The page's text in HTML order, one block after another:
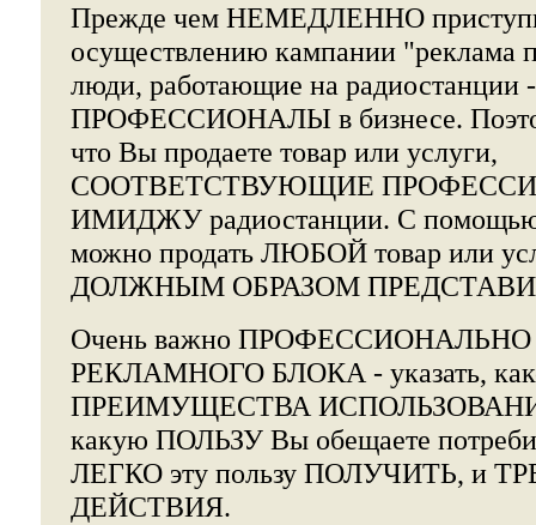
Прежде чем НЕМЕДЛЕННО
осуществлению кампании "реклама
люди, работающие на радиостанции -
ПРОФЕССИОНАЛЫ в бизнесе.
что Вы продаете товар или услуги,
СООТВЕТСТВУЮЩИЕ
ИМИДЖУ радиостанции. С помощью
можно продать ЛЮБОЙ товар или
ДОЛЖНЫМ ОБРАЗОМ ПРЕДСТАВИТЕ
Очень важно ПРОФЕССИОНАЛЬНО
РЕКЛАМНОГО БЛОКА - указать,
ПРЕИМУЩЕСТВА ИСПОЛЬЗОВАНИЯ
какую ПОЛЬЗУ Вы обещаете
ЛЕГКО эту пользу ПОЛУЧИТЬ, и
ДЕЙСТВИЯ.